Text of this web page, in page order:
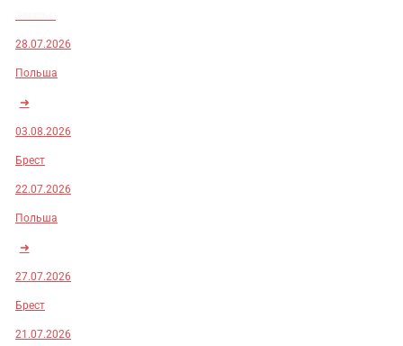
28.07.2026
Польша
➜
03.08.2026
Брест
22.07.2026
Польша
➜
27.07.2026
Брест
21.07.2026